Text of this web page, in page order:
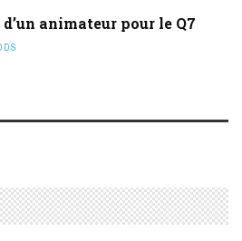
animateur pour le Q7